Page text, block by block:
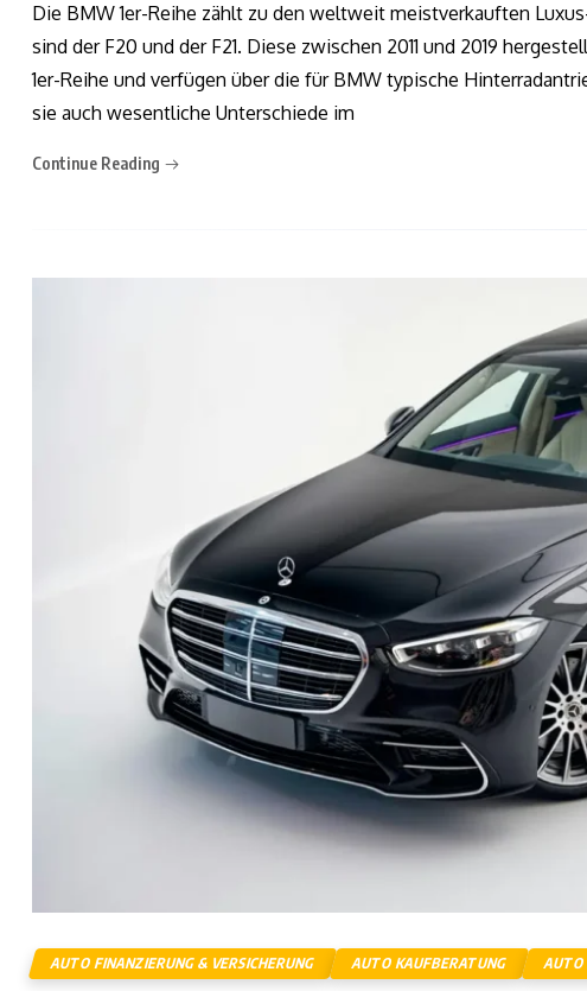
Die BMW 1er-Reihe zählt zu den weltweit meistverkauften
sind der F20 und der F21. Diese zwischen 2011 und 2019
1er-Reihe und verfügen über die für BMW typische
sie auch wesentliche Unterschiede im
Continue Reading
AUTO FINANZIERUNG & VERSICHERUNG AUTO KAUFBERATUNG AUTO